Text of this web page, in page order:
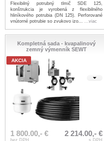
Flexibilný potrubný tlmič SDE 125,
konštrukcia je vyrobená z flexibilného
hliníkového potrubia (DN 125). Perforované
vnútorné potrubie so zvukovo izo...
...viac
Kompletná sada - kvapalinový
zemný výmenník SEWT
AKCIA
1 800.00,- €
bez DPH
2 214.00,- €
s DPH